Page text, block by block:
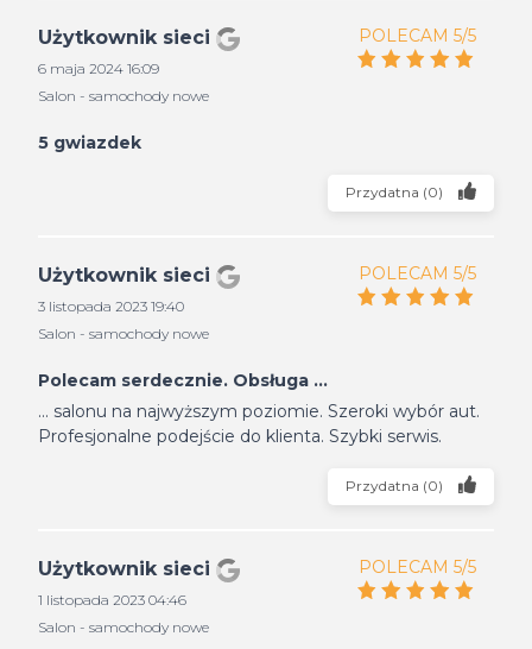
Użytkownik sieci
6 maja 2024 16:09
Salon - samochody nowe
POLECAM 5/5
5 gwiazdek
Przydatna (0)
Użytkownik sieci
3 listopada 2023 19:40
Salon - samochody nowe
POLECAM 5/5
Polecam serdecznie. Obsługa ...
... salonu na najwyższym poziomie. Szeroki wybór aut.
Profesjonalne podejście do klienta. Szybki serwis.
Przydatna (0)
Użytkownik sieci
1 listopada 2023 04:46
Salon - samochody nowe
POLECAM 5/5